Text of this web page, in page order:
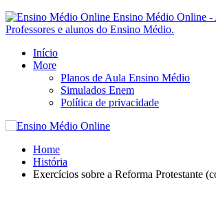
Ensino Médio Online -
Professores e alunos do Ensino Médio.
Início
More
Planos de Aula Ensino Médio
Simulados Enem
Política de privacidade
Home
História
Exercícios sobre a Reforma Protestante